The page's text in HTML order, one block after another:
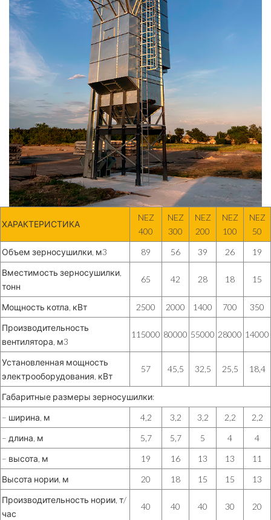
ХАРАКТЕРИСТИКА
NEZ
400
NEZ
300
NEZ
200
NEZ
100
NEZ
50
Объем зерносушилки, м3
89 56 39 26
19
Вместимость зерносушилки,
тонн
65 42 28 18 15
Мощность котла, кВт 2500 2000 1400 700
350
Производительность
вентилятора, м3
115000 80000 55000 28000 14000
Установленная мощность
электрооборудования, кВт
57 45,5 32,5 25,5 18,4
Габаритные размеры зерносушилки:
– ширина, м
4,2 3,2 3,2 2,2
2,2
– длина, м
5,7 5,7 5 4
4
– высота, м
19 16 13 13
11
Высота нории, м
20 18 15 15
13
Производительность нории, т/
час
40 40 40 30 20